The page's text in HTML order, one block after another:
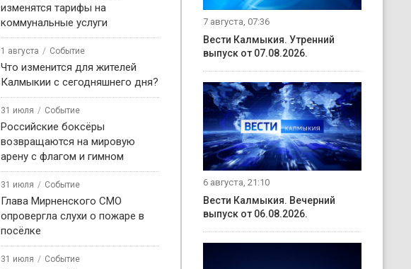
изменятся тарифы на
коммунальные услуги
1 августа Событие
Что изменится для жителей
Калмыкии с сегодняшнего дня?
31 июля Событие
Российские боксёры
возвращаются на мировую
арену с флагом и гимном
31 июля Событие
Глава Мирненского СМО
опровергла слухи о пожаре в
посёлке
31 июля Событие
7 августа, 07:36
Вести Калмыкия. Утренний
выпуск от 07.08.2026.
6 августа, 21:10
Вести Калмыкия. Вечерний
выпуск от 06.08.2026.